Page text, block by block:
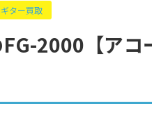
ギター買取
2000【アコ